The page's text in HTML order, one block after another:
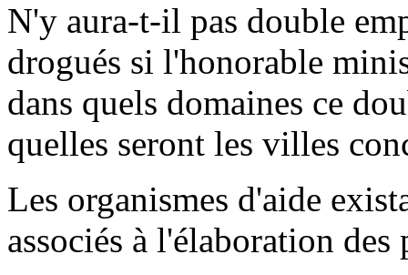
N'y aura-t-il pas double
drogués si l'honorable
dans quels domaines ce
quelles seront les villes
Les organismes d'aide
associés à l'élaboration